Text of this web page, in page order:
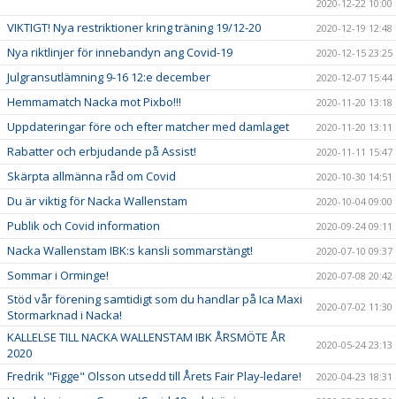
2020-12-22 10:00
VIKTIGT! Nya restriktioner kring träning 19/12-20 2020-12-19 12:48
Nya riktlinjer för innebandyn ang Covid-19 2020-12-15 23:25
Julgransutlämning 9-16 12:e december 2020-12-07 15:44
Hemmamatch Nacka mot Pixbo!!! 2020-11-20 13:18
Uppdateringar före och efter matcher med damlaget 2020-11-20 13:11
Rabatter och erbjudande på Assist! 2020-11-11 15:47
Skärpta allmänna råd om Covid 2020-10-30 14:51
Du är viktig för Nacka Wallenstam 2020-10-04 09:00
Publik och Covid information 2020-09-24 09:11
Nacka Wallenstam IBK:s kansli sommarstängt! 2020-07-10 09:37
Sommar i Orminge! 2020-07-08 20:42
Stöd vår förening samtidigt som du handlar på Ica Maxi
Stormarknad i Nacka!
2020-07-02 11:30
KALLELSE TILL NACKA WALLENSTAM IBK ÅRSMÖTE ÅR
2020
2020-05-24 23:13
Fredrik "Figge" Olsson utsedd till Årets Fair Play-ledare! 2020-04-23 18:31